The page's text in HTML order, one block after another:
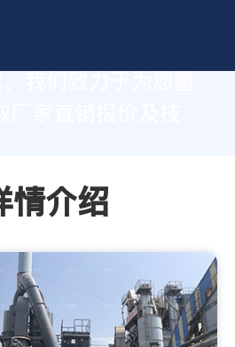
家直销报价及技
情介绍